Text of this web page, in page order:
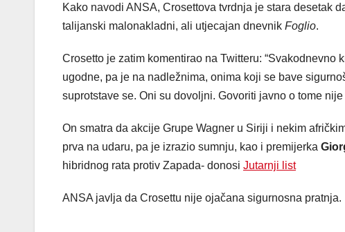
Kako navodi ANSA, Crosettova tvrdnja je stara desetak
talijanski malonakladni, ali utjecajan dnevnik Foglio.
Crosetto je zatim komentirao na Twitteru:
ugodne, pa je na nadležnima, onima koji se bave
suprotstave se. Oni su dovoljni. Govoriti javno o tome
On smatra da akcije Grupe Wagner u Siriji i nekim
prva na udaru, pa je izrazio sumnju, kao i premijerka
hibridnog rata protiv Zapada- donosi Jutarnji list
ANSA javlja da Crosettu nije ojačana sigurnosna pratnja.